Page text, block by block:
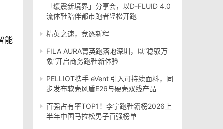
能
「缓震新境界」分享会，以D-FLUID 4.0
流体鞋陪伴都市跑者轻松开跑
精英之速，竞逐新程
FILA AURA菁英跑落地深圳，以“稳驭万
象”开启商务跑鞋新体验
PELLIOT携手 eVent 引入可持续面料，同
步发布软壳风盾E26与硬壳双线产品
百强占有率TOP1！李宁跑鞋霸榜2026上
半年中国马拉松男子百强榜单